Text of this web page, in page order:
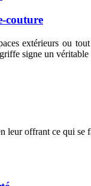
couture
extérieurs ou
signe un
leur offrant ce qui